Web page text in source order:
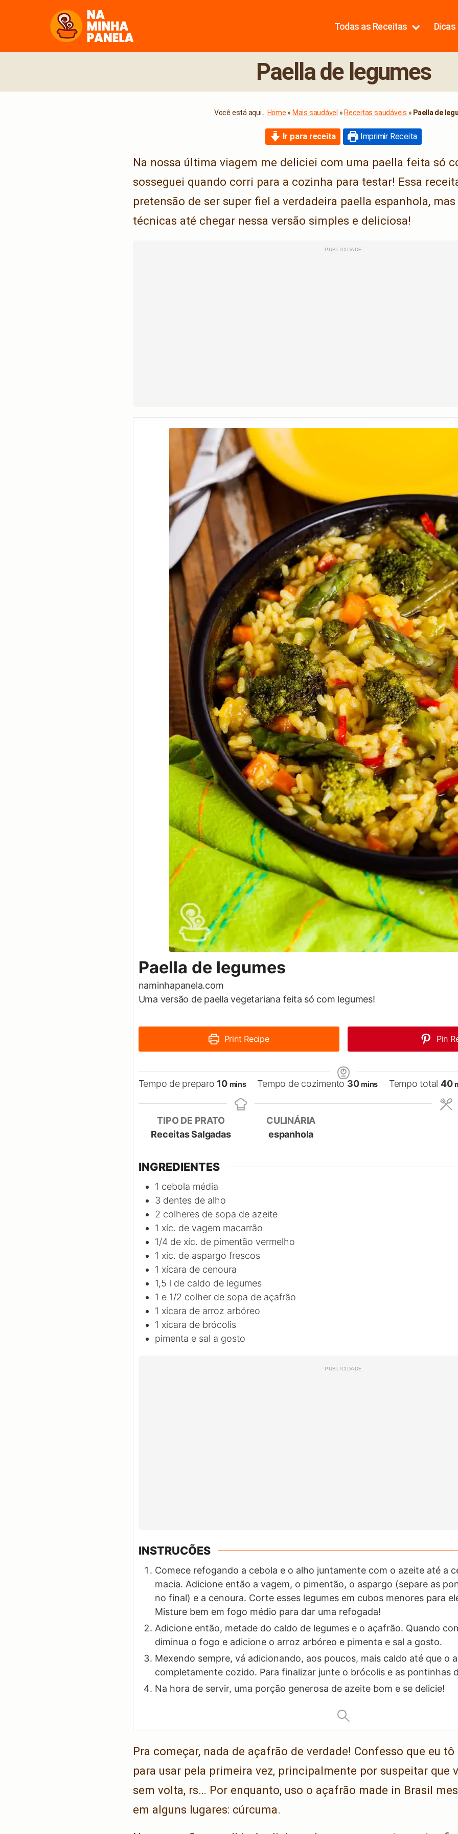
Todas as Receitas Dicas
Paella de legumes
Você está aqui... Home » Mais saudável » Receitas saudáveis » Paella de
Ir para receita Imprimir Receita
Na nossa última viagem me deliciei com uma paella feita só
sosseguei quando corri para a cozinha para testar! Essa
pretensão de ser super fiel a verdadeira paella espanhola,
técnicas até chegar nessa versão simples e deliciosa!
Paella de legumes
naminhapanela.com
Uma versão de paella vegetariana feita só com legumes!
Print Recipe Pin
Tempo de preparo 10minutes
mins Tempo de cozimento 30minutes
mins Tempo total 40
TIPO DE PRATO
Receitas Salgadas
CULINÁRIA
espanhola
INGREDIENTES
1 cebola média
3 dentes de alho
2 colheres de sopa de azeite
1 xíc. de vagem macarrão
1/4 de xíc. de pimentão vermelho
1 xíc. de aspargo frescos
1 xícara de cenoura
1,5 l de caldo de legumes
1 e 1/2 colher de sopa de açafrão
1 xícara de arroz arbóreo
1 xícara de brócolis
pimenta e sal a gosto
INSTRUCÕES
Comece refogando a cebola e o alho juntamente com o azeite até a
macia. Adicione então a vagem, o pimentão, o aspargo (separe as
no final) e a cenoura. Corte esses legumes em cubos menores para
Misture bem em fogo médio para dar uma refogada!
Adicione então, metade do caldo de legumes e o açafrão. Quando
diminua o fogo e adicione o arroz arbóreo e pimenta e sal a gosto.
Mexendo sempre, vá adicionando, aos poucos, mais caldo até que o
completamente cozido. Para finalizar junte o brócolis e as pontinhas
Na hora de servir, uma porção generosa de azeite bom e se delicie!
Pra começar, nada de açafrão de verdade! Confesso que eu
para usar pela primeira vez, principalmente por suspeitar que
sem volta, rs… Por enquanto, uso o açafrão made in Brasil
em alguns lugares: cúrcuma.